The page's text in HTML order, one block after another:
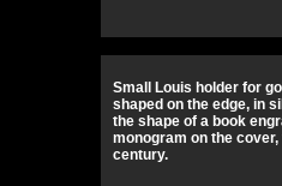
Small Louis holder for
shaped on the edge, in
the shape of a book
monogram on the
century.